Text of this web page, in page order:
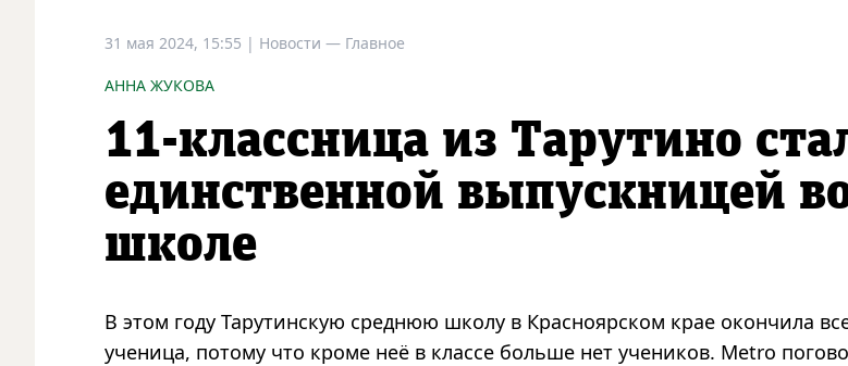
31 мая 2024, 15:55 | Новости — Главное
АННА ЖУКОВА
11-классница из Тарутино
единственной выпускницей
школе
В этом году Тарутинскую среднюю школу в Красноярском крае окончила
ученица, потому что кроме неё в классе больше нет учеников. Metro